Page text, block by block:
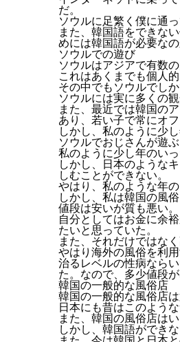
だ。
ソウルに足繁く僕に通
また、韓国語をできな
めには韓国語が必要なの
ソウルでの遊び
ソウルはアジアで有数
これはあくまでも個人
その中でもソウルでし
ソウルには実に多くの
また、最近では韓国の
あり、若い子で常にオ
しかし、私のように少
ソウルでおじさんが遊
私のように少し年のい
しかし、日本のような
しむことができない。
やはり、私のような年
しかし、私は韓国の風
値段は安いが質も悪い
自分としてはお金に余
たいと思っていた。
また、それだけではな
やはり海外の風俗を利
治るレベルの性病なら
た。なので、多少値段
韓国の一般的な風俗店
韓国の一般的な風俗店
日本にも昔はこのよう
また、韓国の風俗店は
しかし、韓国語ができ